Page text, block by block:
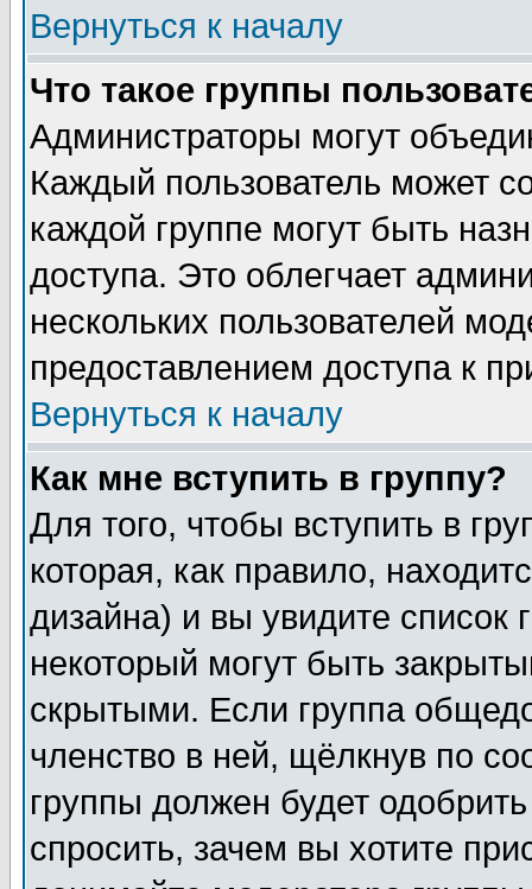
Вернуться к началу
Что такое группы
Администраторы могут
Каждый пользователь может
каждой группе могут быть
доступа. Это облегчает
нескольких пользователей
предоставлением доступа к
Вернуться к началу
Как мне вступить в группу?
Для того, чтобы вступить в
которая, как правило,
дизайна) и вы увидите список
некоторый могут быть
скрытыми. Если группа
членство в ней, щёлкнув по
группы должен будет
спросить, зачем вы хотите